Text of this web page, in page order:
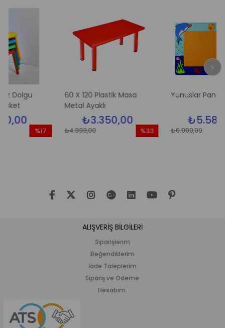
60 X 120 Plastik Masa
Metal Ayaklı
₺3.350,00
₺4.999,00
Yunuslar Pano
₺5.580,00
₺6.990,00
ALIŞVERİŞ BİLGİLERİ
Siparişlerim
Beğendiklerim
İade Taleplerim
Sipariş ve Ödeme
Hesabım